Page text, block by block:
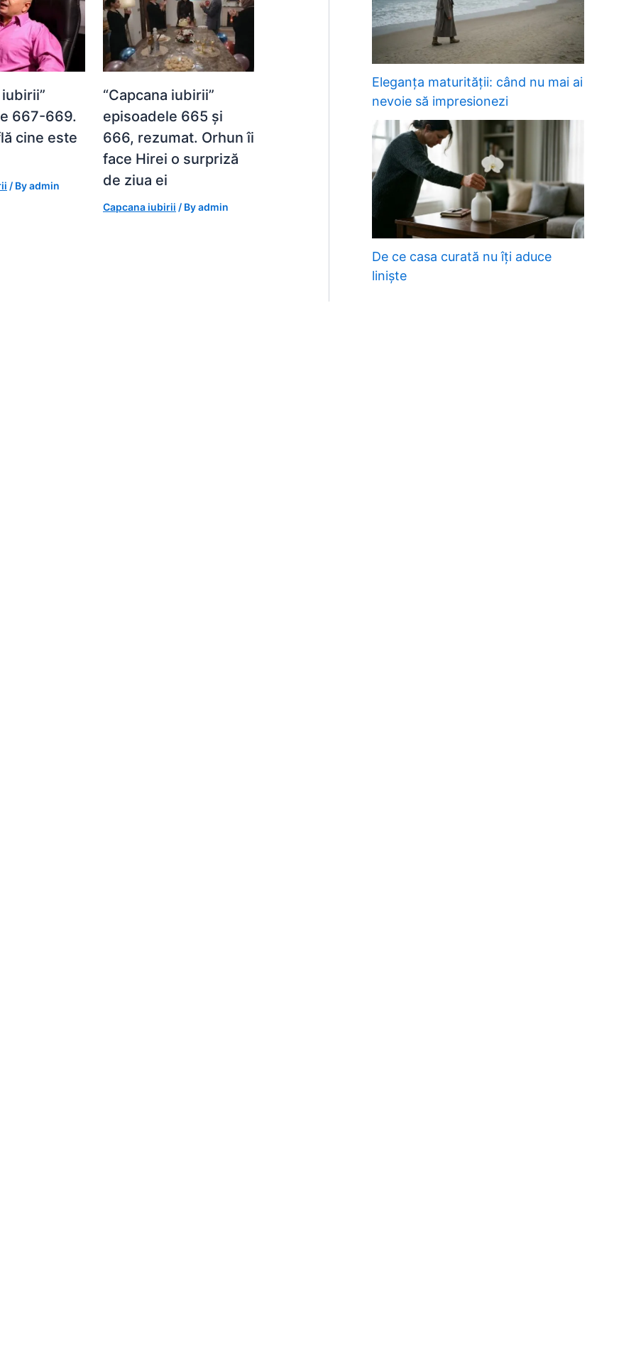
667-669.
cine este
/ Byadmin
“Capcana iubirii”
episoadele 665 și
666, rezumat. Orhun îi
face Hirei o surpriză
de ziua ei
Capcana iubirii / Byadmin
Eleganța maturității: când nu mai ai
nevoie să impresionezi
De ce casa curată nu îți aduce
liniște